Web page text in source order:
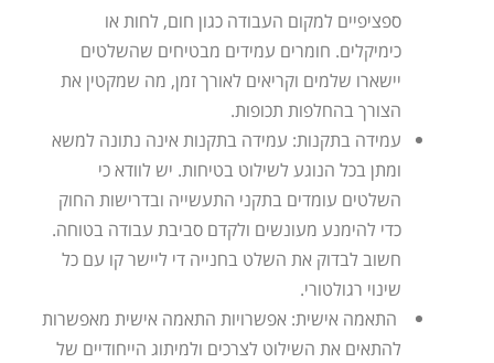
ספציפיים למקום העבודה כגון חום, לחות או
כימיקלים. חומרים עמידים מבטיחים שהשלטים
יישארו שלמים וקריאים לאורך זמן, מה שמקטין את
הצורך בהחלפות תכופות.
עמידה בתקנות: עמידה בתקנות אינה נתונה למשא
ומתן בכל הנוגע לשילוט בטיחות. יש לוודא כי
השלטים עומדים בתקני התעשייה ובדרישות החוק
כדי להימנע מעונשים ולקדם סביבת עבודה בטוחה.
חשוב לבדוק את השלט בחנייה די ליישר קו עם כל
שינוי רגולטורי.
התאמה אישית: אפשרויות התאמה אישית מאפשרות
להתאים את השילוט לצרכים ולמיתוג הייחודיים של